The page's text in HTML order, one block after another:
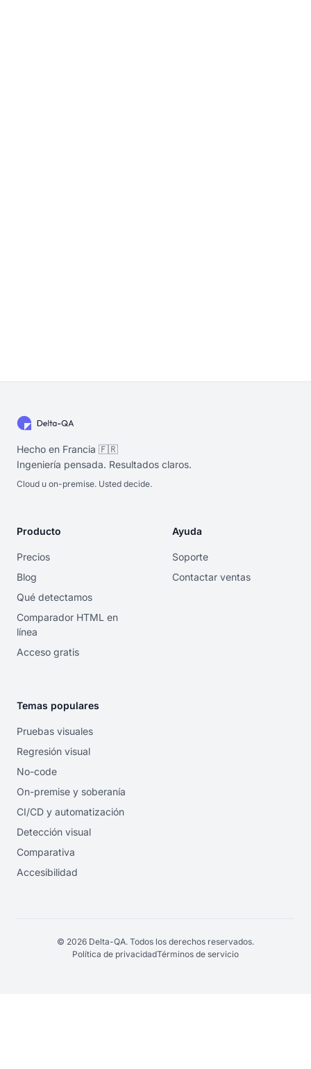
Hecho en Francia 🇫🇷
Ingeniería pensada. Resultados claros.
Cloud u on-premise. Usted decide.
Producto
Precios
Blog
Qué detectamos
Comparador HTML en
línea
Acceso gratis
Ayuda
Soporte
Contactar ventas
Temas populares
Pruebas visuales
Regresión visual
No-code
On-premise y soberanía
CI/CD y automatización
Detección visual
Comparativa
Accesibilidad
© 2026 Delta-QA. Todos los derechos reservados.
Política de privacidadTérminos de servicio